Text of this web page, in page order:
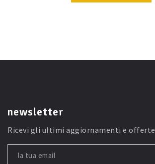
newsletter
Ricevi gli ultimi aggiornamenti e offerte